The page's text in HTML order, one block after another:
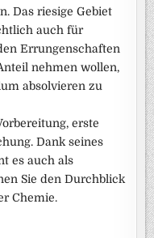
Das riesige Gebiet
auch für
Errungenschaften
nehmen wollen,
absolvieren zu
erste
Dank seines
es auch als
Sie den Durchblick
Chemie.